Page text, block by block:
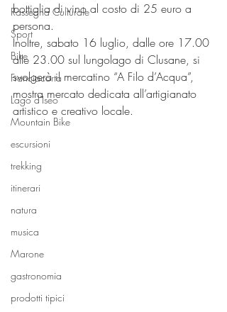
Rassegna Culturale
Sport
Bike
Franciacorta
Lago d'Iseo
Mountain Bike
escursioni
trekking
itinerari
natura
musica
Marone
gastronomia
prodotti tipici
bottiglia di vino al costo di 25 euro a
persona.
Inoltre, sabato 16 luglio, dalle ore 17.00
alle 23.00 sul lungolago di Clusane, si
svolgerà il mercatino “A Filo d’Acqua”,
mostra mercato dedicata all’artigianato
artistico e creativo locale.